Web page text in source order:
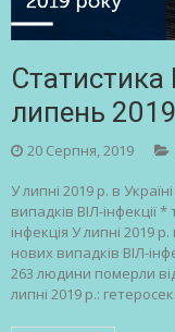
Статистика
липень
20 Серпня, 2019
У липні 2019 р. в
випадків ВІЛ-інфекції
інфекція У липні 2019
нових випадків ВІЛ-
263 людини померли
липні 2019 р.: